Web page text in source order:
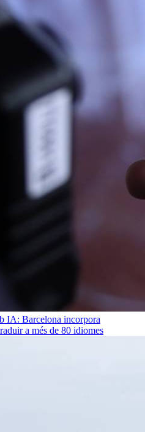
IA: Barcelona incorpora
a més de 80 idiomes